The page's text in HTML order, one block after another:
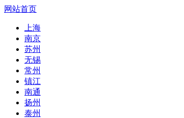
网站首页
上海
南京
苏州
无锡
常州
镇江
南通
扬州
泰州